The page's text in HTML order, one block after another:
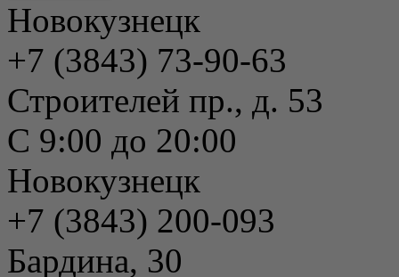
Новокузнецк
+7 (3843) 73-90-63
Строителей пр., д. 53
С 9:00 до 20:00
Новокузнецк
+7 (3843) 200-093
Бардина, 30